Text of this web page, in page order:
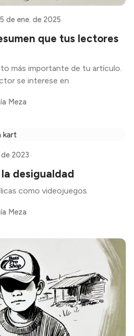
de ene. de 2025
que tus lectores
más importante de tu artículo.
se interese en
Meza
2023
desigualdad
como videojuegos
Meza